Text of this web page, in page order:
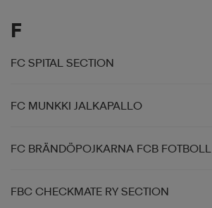
F
FC SPITAL SECTION
FC MUNKKI JALKAPALLO
FC BRÄNDÖPOJKARNA FCB FOTBOLL
FBC CHECKMATE RY SECTION